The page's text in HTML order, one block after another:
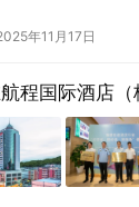
年11月17日
程国际酒店